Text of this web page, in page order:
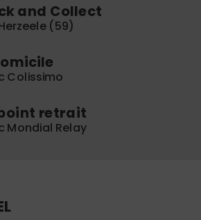
and Collect
(59)
Colissimo
retrait
Mondial Relay